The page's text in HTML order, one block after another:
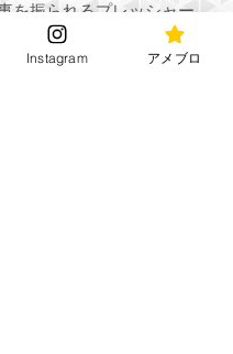
を振られるプレッシャー
しいストレスとの戦いの
Instagram アメブロ